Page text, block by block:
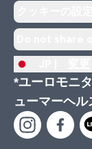
*ユーロモニ
ューマーヘ